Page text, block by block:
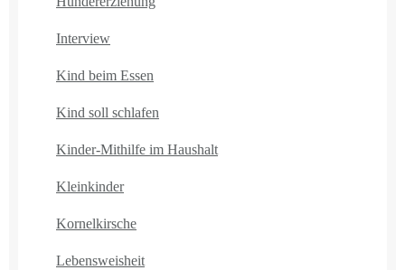
Interview
Kind beim Essen
Kind soll schlafen
Kinder-Mithilfe im Haushalt
Kleinkinder
Kornelkirsche
Lebensweisheit